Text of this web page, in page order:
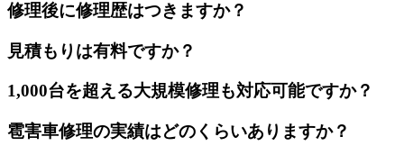
修理後に修理歴はつきますか？
見積もりは有料ですか？
1,000台を超える大規模修理も対応可能ですか？
雹害車修理の実績はどのくらいありますか？